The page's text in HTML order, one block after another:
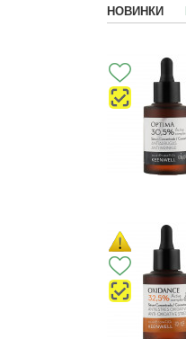
НОВИНКИ